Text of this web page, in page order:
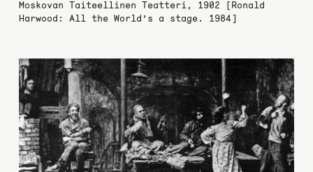
Moskovan Taiteellinen Teatteri, 1902 [Ronald
Harwood: All the World’s a stage. 1984]